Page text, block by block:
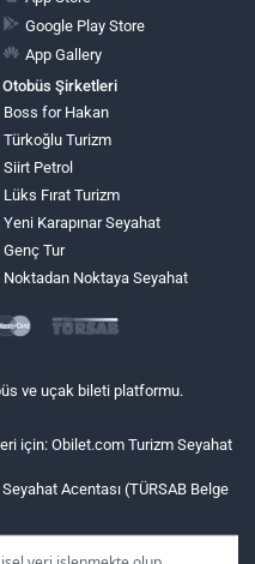
Google Play Store
App Gallery
Otobüs Şirketleri
Boss for Hakan
Türkoğlu Turizm
Siirt Petrol
Lüks Fırat Turizm
Yeni Karapınar Seyahat
Genç Tur
Noktadan Noktaya Seyahat
ve uçak bileti platformu.
için: Obilet.com Turizm Seyahat
Acentası (TÜRSAB Belge